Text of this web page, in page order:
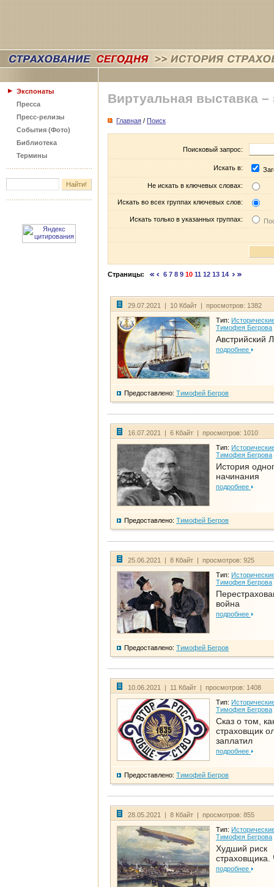
Экспонаты
Пресса
Пресс-релизы
События (Фото)
Библиотека
Термины
Виртуальная выставка –
Главная / Поиск
Поисковый запрос:
Искать в:
Не искать в ключевых словах:
Искать во всех группах ключевых слов:
Искать только в указанных группах:
Страницы: 6 7 8 9 10 11 12 13 14
29.07.2021 | 10 Кбайт | просмотров: 1382
Тип:
Тимофея Бегрова
Австрийский
подробнее
Предоставлено: Тимофей Бегров
16.07.2021 | 6 Кбайт | просмотров: 1010
Тип:
Тимофея Бегрова
История
начинания
подробнее
Предоставлено: Тимофей Бегров
25.06.2021 | 8 Кбайт | просмотров: 925
Тип:
Тимофея Бегрова
война
подробнее
Предоставлено: Тимофей Бегров
10.06.2021 | 11 Кбайт | просмотров: 1408
Тип:
Тимофея Бегрова
Сказ о том,
страховщик
заплатил
подробнее
Предоставлено: Тимофей Бегров
28.05.2021 | 8 Кбайт | просмотров: 855
Тип:
Тимофея Бегрова
Худший риск
страховщика.
подробнее